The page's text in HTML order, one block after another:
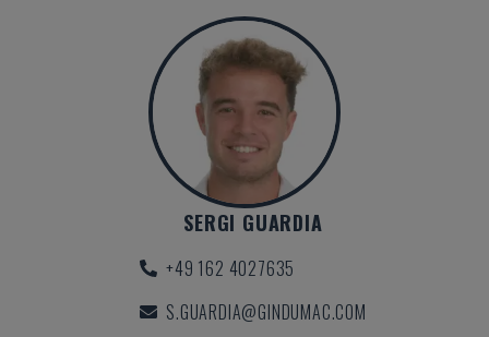
SERGI GUARDIA
+49 162 4027635
S.GUARDIA@GINDUMAC.COM